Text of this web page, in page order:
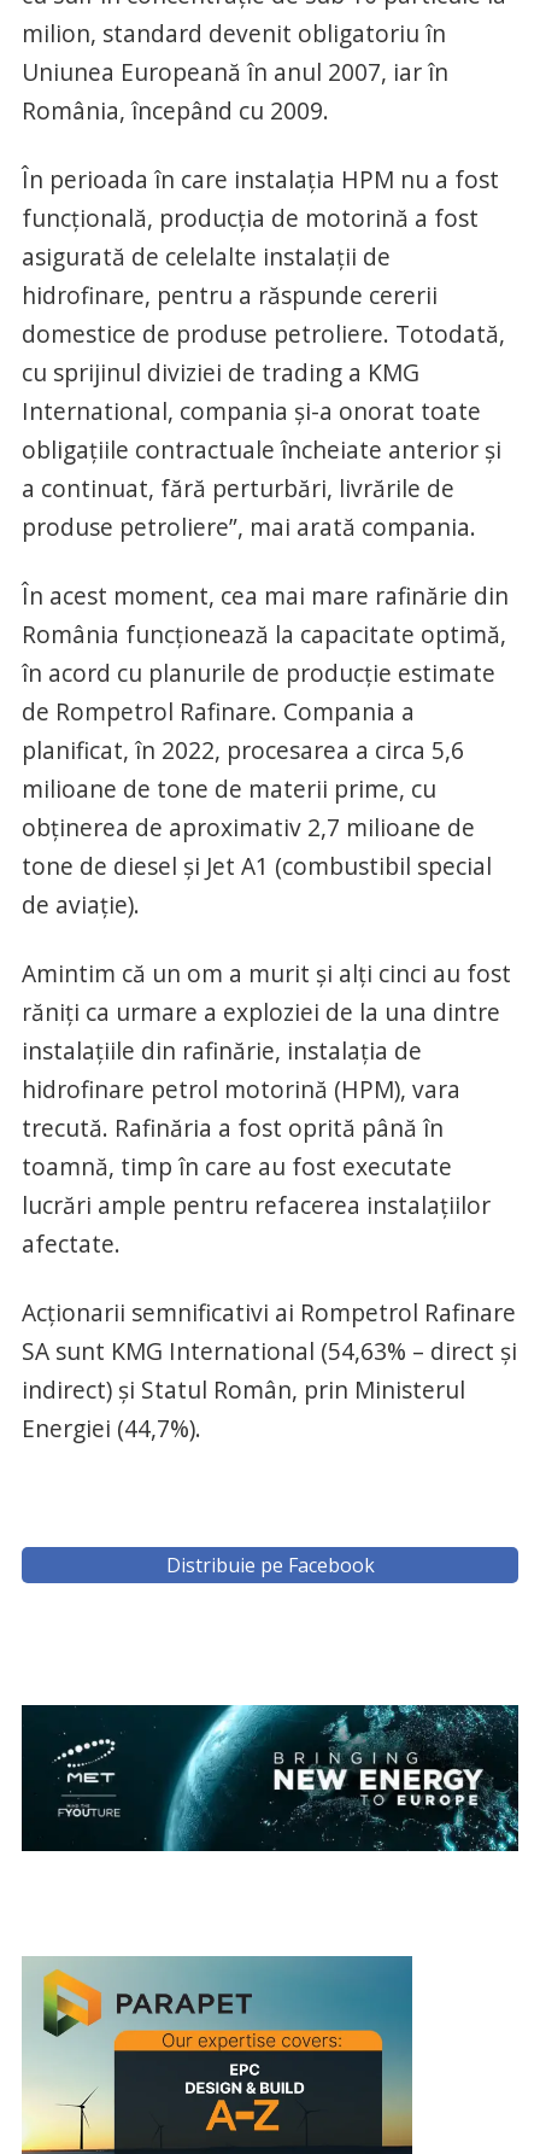
milion, standard devenit obligatoriu în
Uniunea Europeană în anul 2007, iar în
România, începând cu 2009.
În perioada în care instalația HPM nu a fost
funcțională, producția de motorină a fost
asigurată de celelalte instalații de
hidrofinare, pentru a răspunde cererii
domestice de produse petroliere. Totodată,
cu sprijinul diviziei de trading a KMG
International, compania și-a onorat toate
obligațiile contractuale încheiate anterior și
a continuat, fără perturbări, livrările de
produse petroliere”, mai arată compania.
În acest moment, cea mai mare rafinărie din
România funcționează la capacitate optimă,
în acord cu planurile de producție estimate
de Rompetrol Rafinare. Compania a
planificat, în 2022, procesarea a circa 5,6
milioane de tone de materii prime, cu
obținerea de aproximativ 2,7 milioane de
tone de diesel și Jet A1 (combustibil special
de aviație).
Amintim că un om a murit și alți cinci au fost
răniți ca urmare a exploziei de la una dintre
instalațiile din rafinărie, instalația de
hidrofinare petrol motorină (HPM), vara
trecută. Rafinăria a fost oprită până în
toamnă, timp în care au fost executate
lucrări ample pentru refacerea instalațiilor
afectate.
Acționarii semnificativi ai Rompetrol Rafinare
SA sunt KMG International (54,63% – direct și
indirect) și Statul Român, prin Ministerul
Energiei (44,7%).
Distribuie pe Facebook